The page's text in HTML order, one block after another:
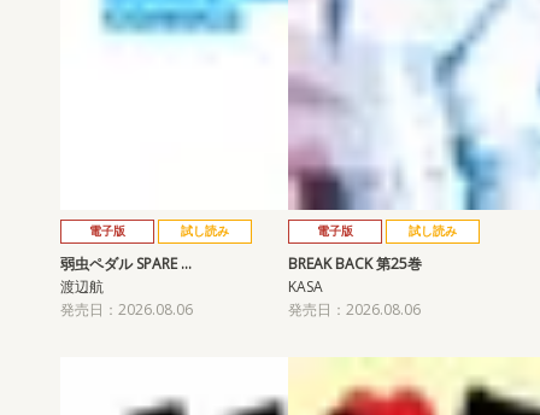
電子版 試し読み
弱虫ペダル SPARE …
渡辺航
発売日：2026.08.06
電子版 試し読み
BREAK BACK 第25巻
KASA
発売日：2026.08.06